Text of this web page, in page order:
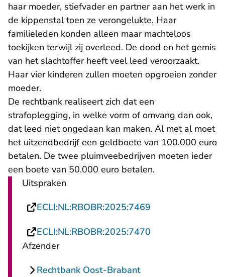
haar moeder, stiefvader en partner aan het werk in
de kippenstal toen ze verongelukte. Haar
familieleden konden alleen maar machteloos
toekijken terwijl zij overleed. De dood en het gemis
van het slachtoffer heeft veel leed veroorzaakt.
Haar vier kinderen zullen moeten opgroeien zonder
moeder.
De rechtbank realiseert zich dat een
strafoplegging, in welke vorm of omvang dan ook,
dat leed niet ongedaan kan maken. Al met al moet
het uitzendbedrijf een geldboete van 100.000 euro
betalen. De twee pluimveebedrijven moeten ieder
een boete van 50.000 euro betalen.
Uitspraken
ECLI:NL:RBOBR:2025:7469
ECLI:NL:RBOBR:2025:7470
Afzender
Rechtbank Oost-Brabant